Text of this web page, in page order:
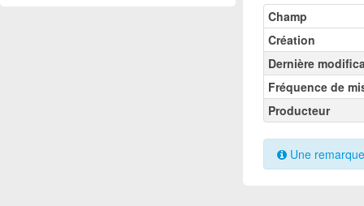
Champ
Création
Dernière
Fréquence de
Producteur
Une